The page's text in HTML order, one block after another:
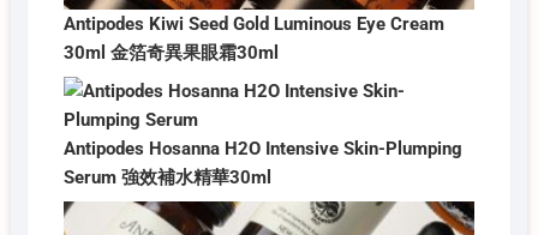
Antipodes Kiwi Seed Gold Luminous Eye Cream
30ml 金箔奇異果眼霜30ml
Antipodes Hosanna H2O Intensive Skin-Plumping
Serum 強效補水精華30ml